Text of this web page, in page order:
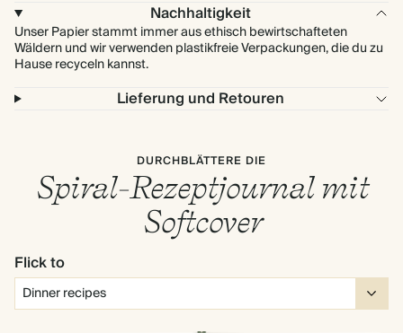
Nachhaltigkeit
Unser Papier stammt immer aus ethisch bewirtschafteten
Wäldern und wir verwenden plastikfreie Verpackungen, die du zu
Hause recyceln kannst.
Lieferung und Retouren
DURCHBLÄTTERE DIE
Spiral-Rezeptjournal mit
Softcover
Flick to